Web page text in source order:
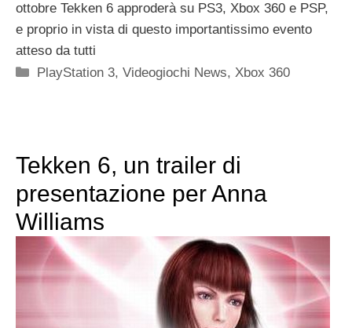
ottobre Tekken 6 approderà su PS3, Xbox 360 e PSP,
e proprio in vista di questo importantissimo evento
atteso da tutti
Categorie
PlayStation 3,Videogiochi News,Xbox 360
Tekken 6, un trailer di
presentazione per Anna
Williams